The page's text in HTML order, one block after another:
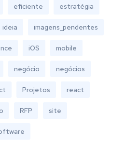
eficiente estratégia
ideia imagens_pendentes
iOS mobile
negócio negócios
Projetos react
RFP site